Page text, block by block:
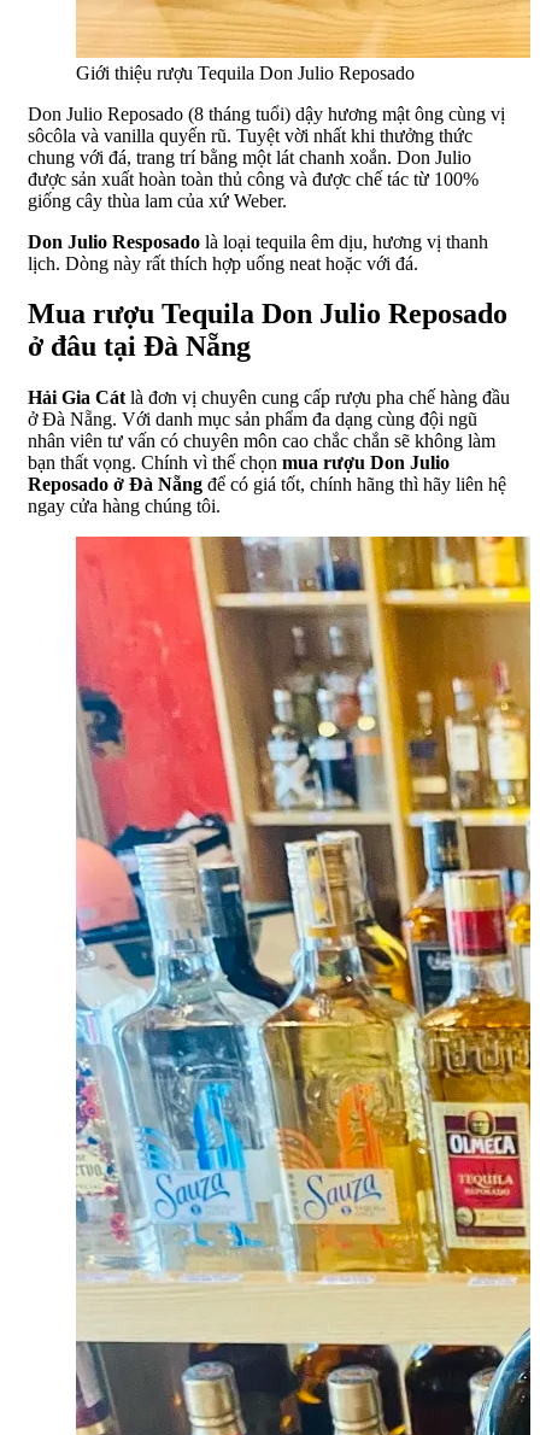
Giới thiệu rượu Tequila Don Julio Reposado
Don Julio Reposado (8 tháng tuổi) dậy hương mật ông cùng vị
sôcôla và vanilla quyến rũ. Tuyệt vời nhất khi thưởng thức
chung với đá, trang trí bằng một lát chanh xoắn. Don Julio
được sản xuất hoàn toàn thủ công và được chế tác từ 100%
giống cây thùa lam của xứ Weber.
Don Julio Resposado là loại tequila êm dịu, hương vị thanh
lịch. Dòng này rất thích hợp uống neat hoặc với đá.
Mua rượu Tequila Don Julio Reposado
ở đâu tại Đà Nẵng
Hải Gia Cát là đơn vị chuyên cung cấp rượu pha chế hàng đầu
ở Đà Nẵng. Với danh mục sản phẩm đa dạng cùng đội ngũ
nhân viên tư vấn có chuyên môn cao chắc chắn sẽ không làm
bạn thất vọng. Chính vì thế chọn mua rượu Don Julio
Reposado ở Đà Nẵng để có giá tốt, chính hãng thì hãy liên hệ
ngay cửa hàng chúng tôi.